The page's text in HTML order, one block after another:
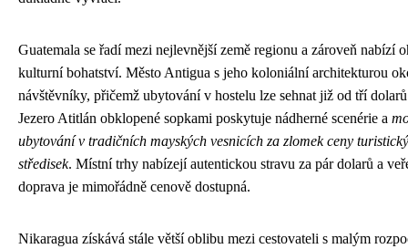
Guatemala se řadí mezi nejlevnější země regionu a zároveň nabízí
kulturní bohatství. Město Antigua s jeho koloniální architekturou
návštěvníky, přičemž ubytování v hostelu lze sehnat již od tří
Jezero Atitlán obklopené sopkami poskytuje nádherné scenérie a
ubytování v tradičních mayských vesnicích za zlomek ceny
středisek. Místní trhy nabízejí autentickou stravu za pár dolarů a
doprava je mimořádně cenově dostupná.
Nikaragua získává stále větší oblibu mezi cestovateli s malým